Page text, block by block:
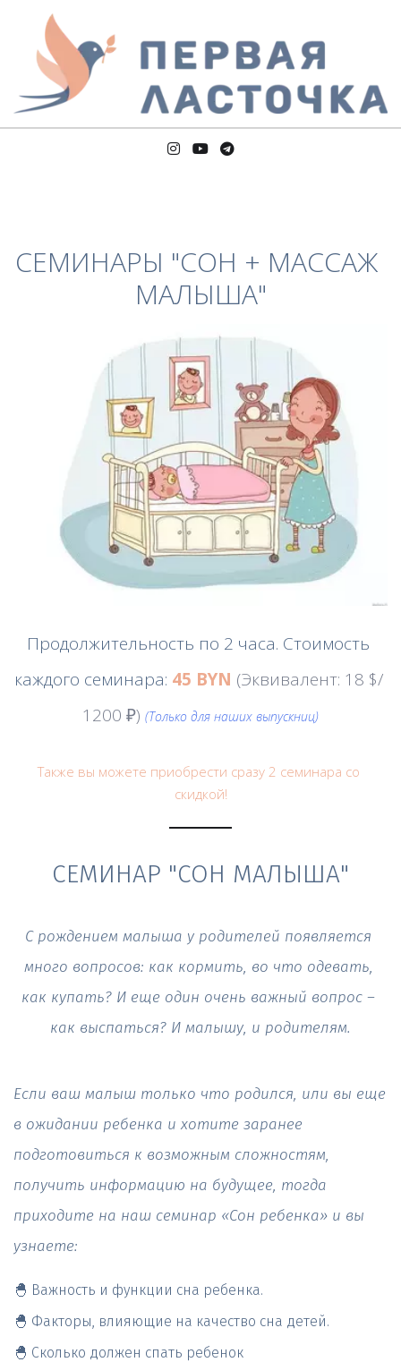
СЕМИНАРЫ "СОН + МАССАЖ
МАЛЫША"
Продолжительность по 2 часа. Стоимость
каждого семинара: 45 BYN (Эквивалент: 18 $/
1200 ₽) (Только для наших выпускниц)
Также вы можете приобрести сразу 2 семинара со
скидкой!
С рождением малыша у родителей появляется
много вопросов: как кормить, во что одевать,
как купать? И еще один очень важный вопрос –
как выспаться? И малышу, и родителям.
Если ваш малыш только что родился, или вы еще
в ожидании ребенка и хотите заранее
подготовиться к возможным сложностям,
получить информацию на будущее, тогда
приходите на наш семинар «Сон ребенка» и вы
узнаете:
🐣 Важность и функции сна ребенка.
🐣 Факторы, влияющие на качество сна детей.
🐣 Сколько должен спать ребенок